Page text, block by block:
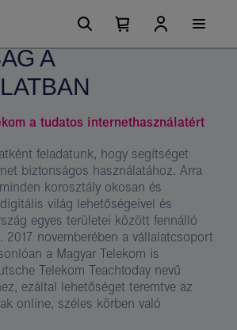
Kosárban
Kosár
A
a tudatos internethasználatért
feladatunk, hogy segítséget
biztonságos használatához. Arra
korosztály okosan és
világ lehetőségeivel és
egyes területei között fennálló
2017 novemberében a vállalatcsoport
a Magyar Telekom is
Telekom Teachtoday nevű
ezáltal lehetőséget teremtve az
online, széles körben való